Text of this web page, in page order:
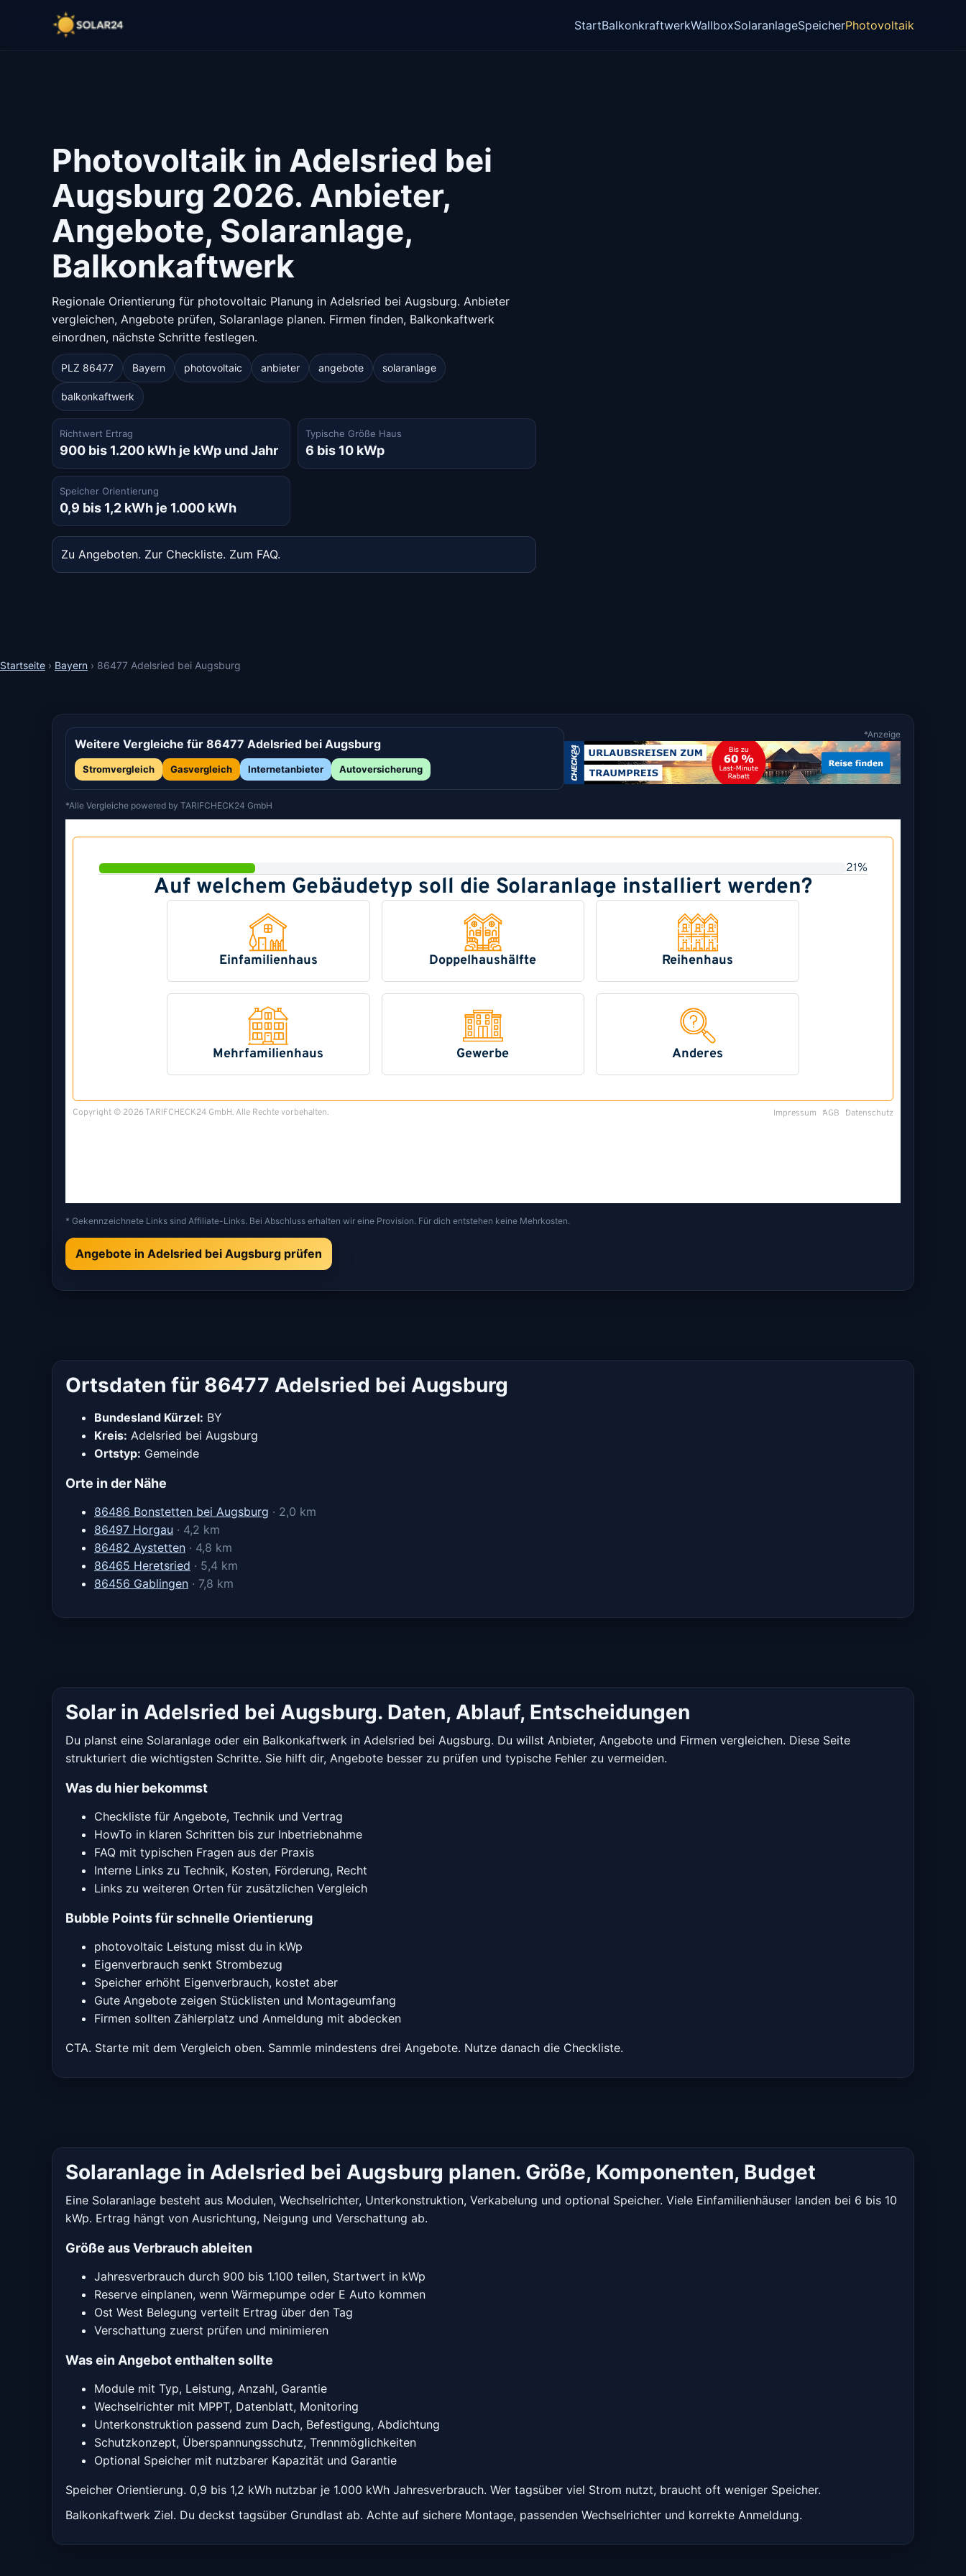
StartBalkonkraftwerkWallboxSolaranlageSpeicherPhotovoltaik
Photovoltaik in Adelsried bei
Augsburg 2026. Anbieter,
Angebote, Solaranlage,
Balkonkaftwerk
Regionale Orientierung für photovoltaic Planung in Adelsried bei Augsburg. Anbieter
vergleichen, Angebote prüfen, Solaranlage planen. Firmen finden, Balkonkaftwerk
einordnen, nächste Schritte festlegen.
PLZ 86477 Bayern photovoltaic anbieter angebote solaranlage
balkonkaftwerk
Richtwert Ertrag
900 bis 1.200 kWh je kWp und Jahr
Typische Größe Haus
6 bis 10 kWp
Speicher Orientierung
0,9 bis 1,2 kWh je 1.000 kWh
Zu Angeboten. Zur Checkliste. Zum FAQ.
Startseite › Bayern › 86477 Adelsried bei Augsburg
Weitere Vergleiche für 86477 Adelsried bei Augsburg
Stromvergleich Gasvergleich Internetanbieter Autoversicherung
*Anzeige
*Alle Vergleiche powered by TARIFCHECK24 GmbH
* Gekennzeichnete Links sind Affiliate-Links. Bei Abschluss erhalten wir eine Provision. Für dich entstehen keine Mehrkosten.
Angebote in Adelsried bei Augsburg prüfen
Ortsdaten für 86477 Adelsried bei Augsburg
Bundesland Kürzel: BY
Kreis: Adelsried bei Augsburg
Ortstyp: Gemeinde
Orte in der Nähe
86486 Bonstetten bei Augsburg · 2,0 km
86497 Horgau · 4,2 km
86482 Aystetten · 4,8 km
86465 Heretsried · 5,4 km
86456 Gablingen · 7,8 km
Solar in Adelsried bei Augsburg. Daten, Ablauf, Entscheidungen
Du planst eine Solaranlage oder ein Balkonkaftwerk in Adelsried bei Augsburg. Du willst Anbieter, Angebote und Firmen vergleichen. Diese Seite
strukturiert die wichtigsten Schritte. Sie hilft dir, Angebote besser zu prüfen und typische Fehler zu vermeiden.
Was du hier bekommst
Checkliste für Angebote, Technik und Vertrag
HowTo in klaren Schritten bis zur Inbetriebnahme
FAQ mit typischen Fragen aus der Praxis
Interne Links zu Technik, Kosten, Förderung, Recht
Links zu weiteren Orten für zusätzlichen Vergleich
Bubble Points für schnelle Orientierung
photovoltaic Leistung misst du in kWp
Eigenverbrauch senkt Strombezug
Speicher erhöht Eigenverbrauch, kostet aber
Gute Angebote zeigen Stücklisten und Montageumfang
Firmen sollten Zählerplatz und Anmeldung mit abdecken
CTA. Starte mit dem Vergleich oben. Sammle mindestens drei Angebote. Nutze danach die Checkliste.
Solaranlage in Adelsried bei Augsburg planen. Größe, Komponenten, Budget
Eine Solaranlage besteht aus Modulen, Wechselrichter, Unterkonstruktion, Verkabelung und optional Speicher. Viele Einfamilienhäuser landen bei 6 bis 10
kWp. Ertrag hängt von Ausrichtung, Neigung und Verschattung ab.
Größe aus Verbrauch ableiten
Jahresverbrauch durch 900 bis 1.100 teilen, Startwert in kWp
Reserve einplanen, wenn Wärmepumpe oder E Auto kommen
Ost West Belegung verteilt Ertrag über den Tag
Verschattung zuerst prüfen und minimieren
Was ein Angebot enthalten sollte
Module mit Typ, Leistung, Anzahl, Garantie
Wechselrichter mit MPPT, Datenblatt, Monitoring
Unterkonstruktion passend zum Dach, Befestigung, Abdichtung
Schutzkonzept, Überspannungsschutz, Trennmöglichkeiten
Optional Speicher mit nutzbarer Kapazität und Garantie
Speicher Orientierung. 0,9 bis 1,2 kWh nutzbar je 1.000 kWh Jahresverbrauch. Wer tagsüber viel Strom nutzt, braucht oft weniger Speicher.
Balkonkaftwerk Ziel. Du deckst tagsüber Grundlast ab. Achte auf sichere Montage, passenden Wechselrichter und korrekte Anmeldung.